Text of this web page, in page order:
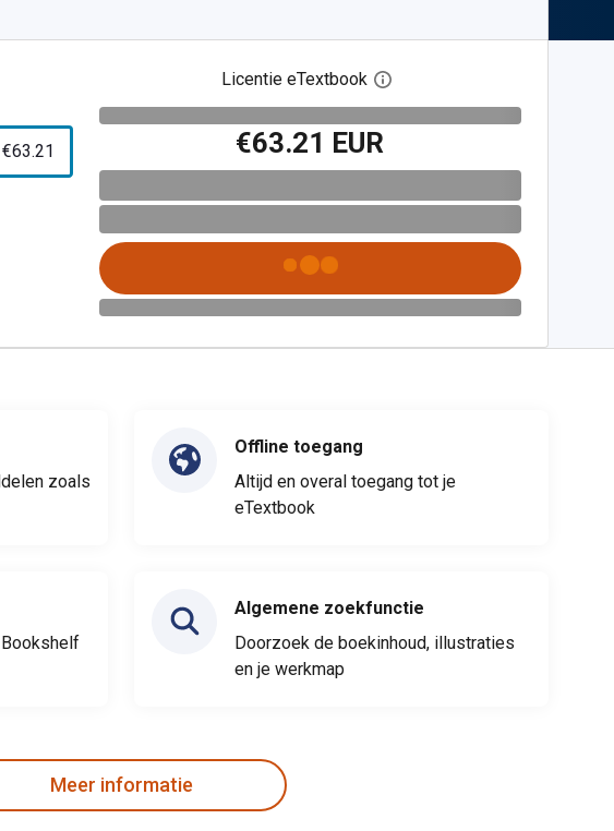
€63.21
Licentie eTextbook Open het dialoogvenster
€63.21 EUR
zoals
Offline toegang
Altijd en overal toegang tot je
eTextbook
Algemene zoekfunctie
Doorzoek de boekinhoud, illustraties
en je werkmap
Meer informatie